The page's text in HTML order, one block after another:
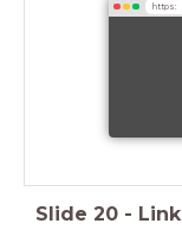
https:
Slide 20 - Link